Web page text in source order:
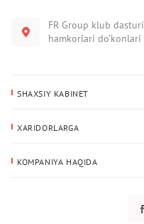
FR Group klub dasturi
hamkorlari do‘konlari
SHAXSIY KABINET
Yetkazib berish manzili
XARIDORLARGA
KOMPANIYA HAQIDA